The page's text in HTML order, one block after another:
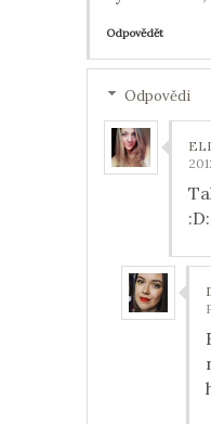
Odpovědět
Odpovědi